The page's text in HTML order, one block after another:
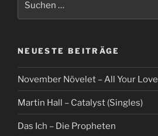
NEUESTE BEITRÄGE
November Növelet – All Your Love
Martin Hall – Catalyst (Singles)
Das Ich – Die Propheten